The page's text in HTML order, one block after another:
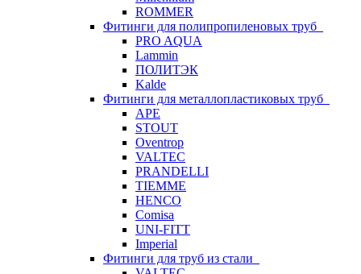
ROMMER
Фитинги для полипропиленовых труб
PRO AQUA
Lammin
ПОЛИТЭК
Kalde
Фитинги для металлопластиковых труб
APE
STOUT
Oventrop
VALTEC
PRANDELLI
TIEMME
HENCO
Comisa
UNI-FITT
Imperial
Фитинги для труб из стали